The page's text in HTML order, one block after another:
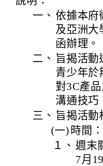
一、 依據本府
及亞洲大
函辦理。
二、 旨揭活動
青少年於
對3C產
溝通技巧
三、 旨揭活動
(一) 時間：
１、 週末
7月